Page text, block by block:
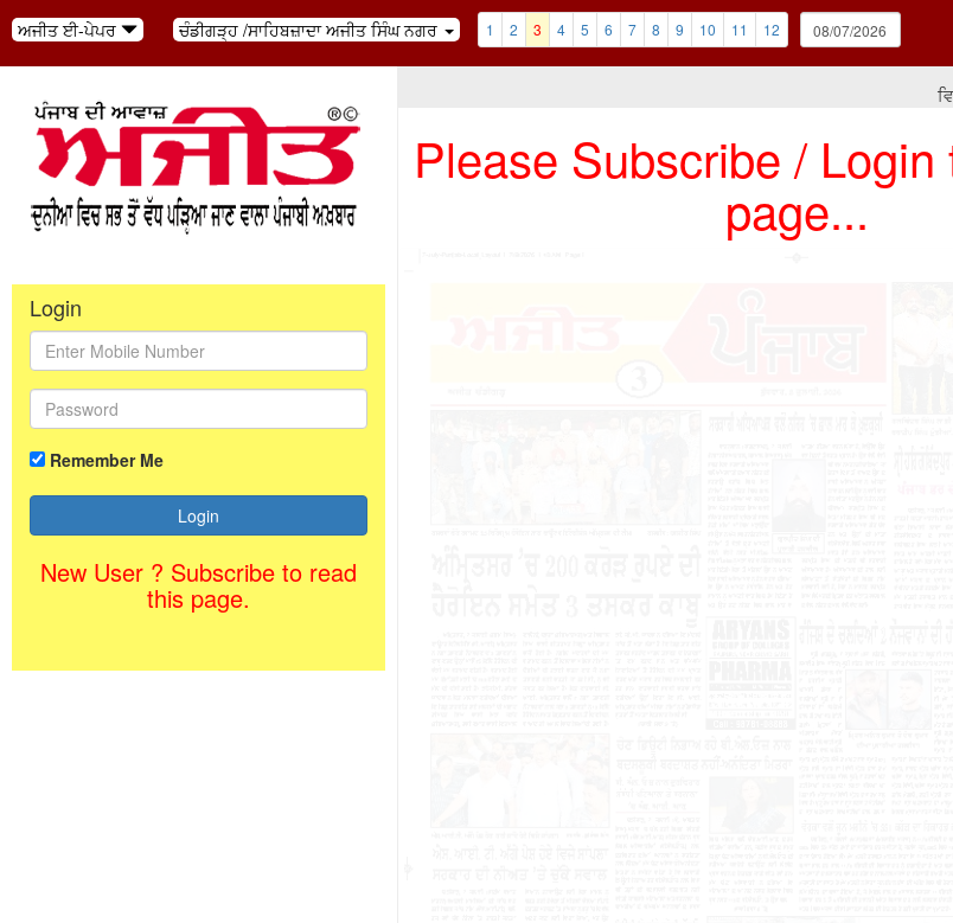
ਅਜੀਤ ਈ-ਪੇਪਰ ਚੰਡੀਗੜ੍ਹ /ਸਾਹਿਬਜ਼ਾਦਾ ਅਜੀਤ ਸਿੰਘ ਨਗਰ 1 2 3 4 5 6 7 8 9 10 11 12
Login
Remember Me
New User ? Subscribe to read
this page.
Please Subscribe /
page...